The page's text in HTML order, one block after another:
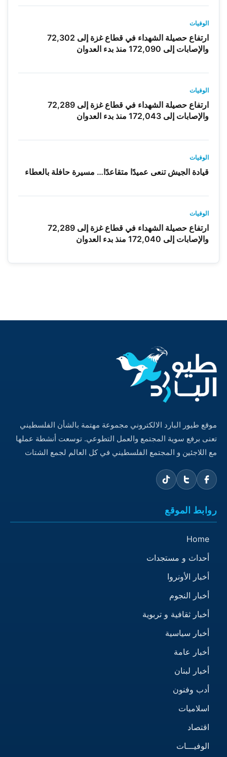
الوفيات
ارتفاع حصيلة الشهداء في قطاع غزة إلى 72,302
والإصابات إلى 172,090 منذ بدء العدوان
الوفيات
ارتفاع حصيلة الشهداء في قطاع غزة إلى 72,289
والإصابات إلى 172,043 منذ بدء العدوان
الوفيات
قيادة الجيش تنعى عميدًا متقاعدًا… مسيرة حافلة بالعطاء
الوفيات
ارتفاع حصيلة الشهداء في قطاع غزة إلى 72,289
والإصابات إلى 172,040 منذ بدء العدوان
موقع طيور البارد الالكتروني مجموعة مهتمة بالشأن الفلسطيني
تعنى برفع سوية المجتمع والعمل التطوعي. توسعت أنشطة عملها
مع اللاجئين و المجتمع الفلسطيني في كل العالم لجمع الشتات
روابط الموقع
Home
أحداث و مستجدات
أخبار الأونروا
أخبار النجوم
أخبار ثقافية و تربوية
أخبار سياسية
أخبار عامة
أخبار لبنان
أدب وفنون
اسلاميات
اقتصاد
الوفيـــات